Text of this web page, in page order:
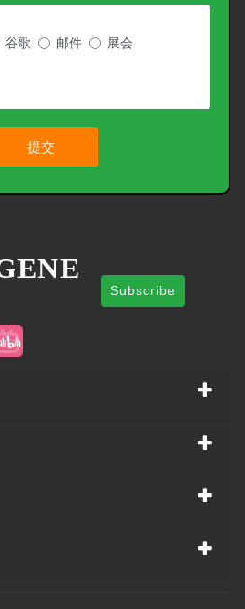
谷歌 邮件
展会
提交
Subscribe